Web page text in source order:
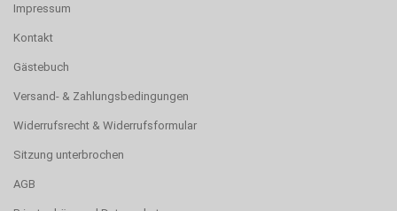
Impressum
Kontakt
Gästebuch
Versand- & Zahlungsbedingungen
Widerrufsrecht & Widerrufsformular
Sitzung unterbrochen
AGB